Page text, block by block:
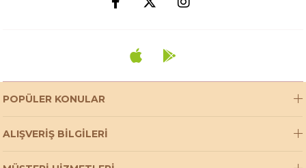
POPÜLER KONULAR
ALIŞVERİŞ BİLGİLERİ